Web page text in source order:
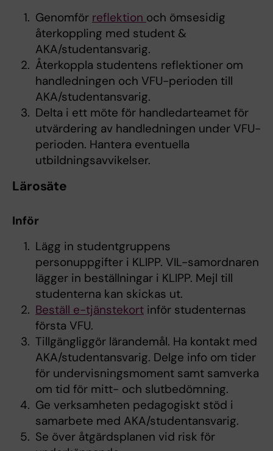
Genomför reflektion och ömsesidig
återkoppling med student &
AKA/studentansvarig.
Återkoppla studentens reflektioner om
handledningen och VFU-perioden till
AKA/studentansvarig.
Delta i ett möte för handledarteamet för
utvärdering av handledningen under VFU-
perioden. Hantera eventuella
utbildningsavvikelser.
Lärosäte
Inför
Lägg in studentgruppens
personuppgifter i KLIPP. VIL-samordnaren
lägger in beställningar i KLIPP. Mejl till
studenterna kan skickas ut.
Beställ e-tjänstekort inför studenternas
första VFU.
Tillgängliggör lärandemål. Ha kontakt med
AKA/studentansvarig. Delge info om tider
för undervisningsmoment samt samverka
om tid för mitt- och slutbedömning.
Ge verksamheten pedagogiskt stöd i
samarbete med AKA/studentansvarig.
Se över åtgärdsplanen vid risk för